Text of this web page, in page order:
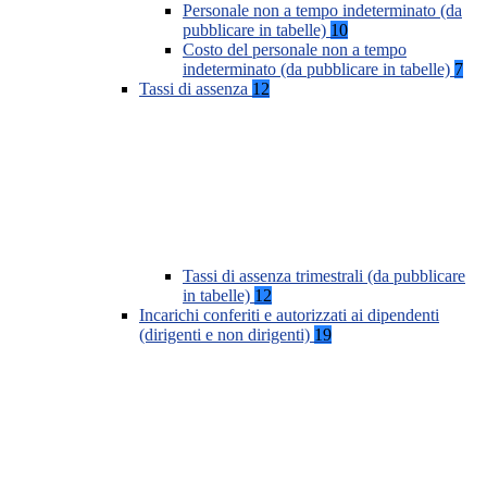
Personale non a tempo indeterminato (da
pubblicare in tabelle) 10
Costo del personale non a tempo
indeterminato (da pubblicare in tabelle) 7
Tassi di assenza 12
Tassi di assenza trimestrali (da pubblicare
in tabelle) 12
Incarichi conferiti e autorizzati ai dipendenti
(dirigenti e non dirigenti) 19